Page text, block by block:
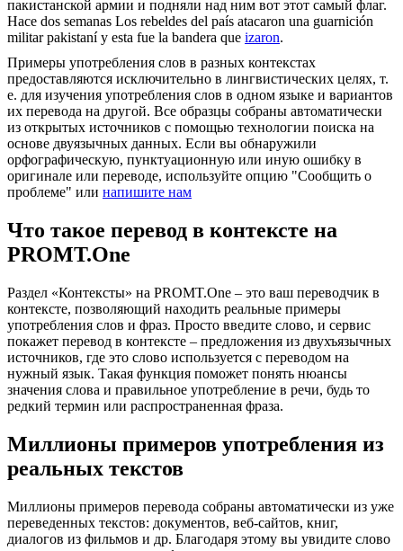
пакистанской армии и подняли над ним вот этот самый флаг.
Hace dos semanas Los rebeldes del país atacaron una guarnición
militar pakistaní y esta fue la bandera que izaron.
Примеры употребления слов в разных контекстах
предоставляются исключительно в лингвистических целях, т.
е. для изучения употребления слов в одном языке и вариантов
их перевода на другой. Все образцы собраны автоматически
из открытых источников с помощью технологии поиска на
основе двуязычных данных. Если вы обнаружили
орфографическую, пунктуационную или иную ошибку в
оригинале или переводе, используйте опцию "Сообщить о
проблеме" или напишите нам
Что такое перевод в контексте на
PROMT.One
Раздел «Контексты» на PROMT.One – это ваш переводчик в
контексте, позволяющий находить реальные примеры
употребления слов и фраз. Просто введите слово, и сервис
покажет перевод в контексте – предложения из двухъязычных
источников, где это слово используется с переводом на
нужный язык. Такая функция поможет понять нюансы
значения слова и правильное употребление в речи, будь то
редкий термин или распространенная фраза.
Миллионы примеров употребления из
реальных текстов
Миллионы примеров перевода собраны автоматически из уже
переведенных текстов: документов, веб-сайтов, книг,
диалогов из фильмов и др. Благодаря этому вы увидите слово